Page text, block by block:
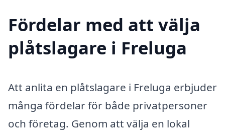
Fördelar med att välja
plåtslagare i Freluga
Att anlita en plåtslagare i Freluga erbjuder
många fördelar för både privatpersoner
och företag. Genom att välja en lokal